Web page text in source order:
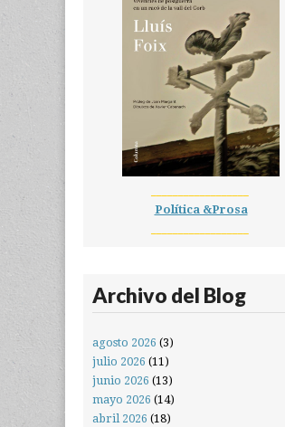
Política &Prosa
Archivo del Blog
agosto 2026 (3)
julio 2026 (11)
junio 2026 (13)
mayo 2026 (14)
abril 2026 (18)